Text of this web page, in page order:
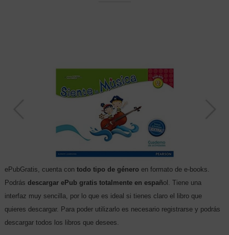
ePubGratis, cuenta con todo tipo de género en formato de e-books.
Podrás descargar ePub gratis totalmente en español. Tiene una
interfaz muy sencilla, por lo que es ideal si tienes claro el libro que
quieres descargar. Para poder utilizarlo es necesario registrarse y podrás
descargar todos los libros que desees.